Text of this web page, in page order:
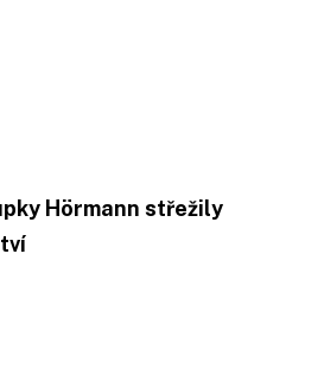
Hörmann střežily